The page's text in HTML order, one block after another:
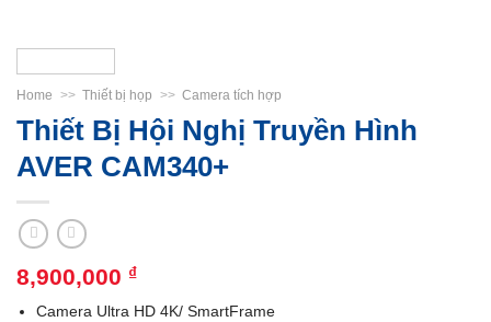
Home >> Thiết bị họp >> Camera tích hợp
Thiết Bị Hội Nghị Truyền Hình
AVER CAM340+
8,900,000 ₫
Camera Ultra HD 4K/ SmartFrame